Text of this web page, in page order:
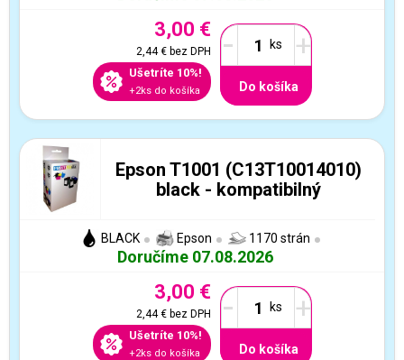
3,00 €
2,44 €bez DPH
Ušetríte 10%!
+2ks do košíka
- +
Do košíka
Epson T1001 (C13T10014010)
black - kompatibilný
BLACK Epson 1170 strán
Doručíme 07.08.2026
3,00 €
2,44 €bez DPH
Ušetríte 10%!
+2ks do košíka
- +
Do košíka